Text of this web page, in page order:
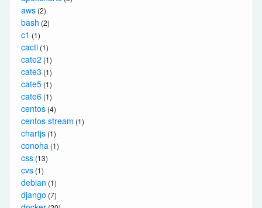
aws (2)
bash (2)
c1 (1)
cacti (1)
cate2 (1)
cate3 (1)
cate5 (1)
cate6 (1)
centos (4)
centos stream (1)
chartjs (1)
conoha (1)
css (13)
cvs (1)
debian (1)
django (7)